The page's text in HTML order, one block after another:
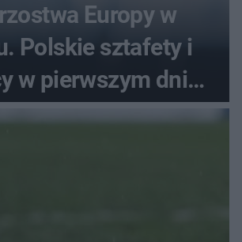
Europy w
Polskie sztafety i
w pierwszym dniu
finałów